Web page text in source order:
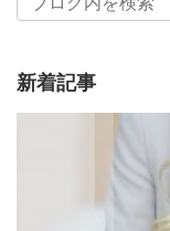
新着記事